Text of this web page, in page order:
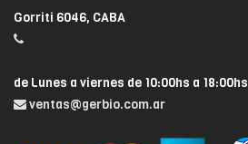
Gorriti 6046, CABA
de Lunes a viernes de 10:00hs a 18:00hs
ventas@gerbio.com.ar